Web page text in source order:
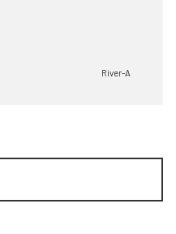
River-A